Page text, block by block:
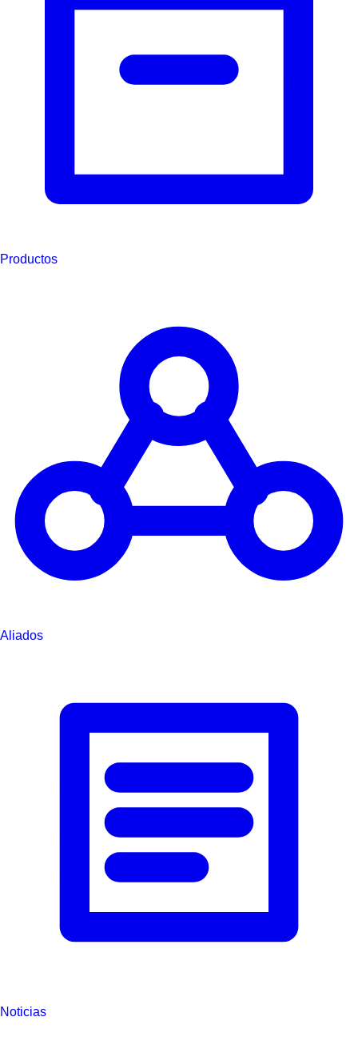
Productos
Aliados
Noticias